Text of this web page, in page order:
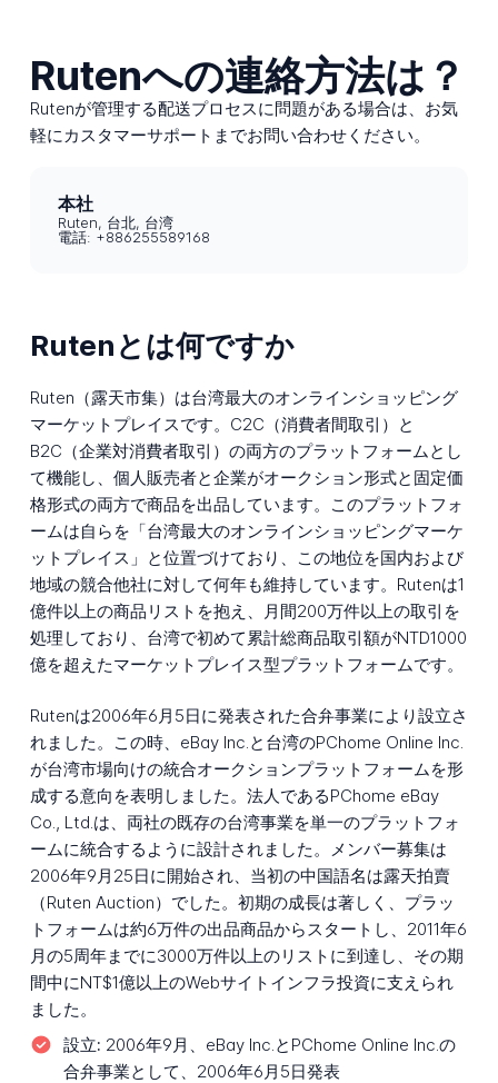
Rutenへの連絡方法は？
Rutenが管理する配送プロセスに問題がある場合は、お気
軽にカスタマーサポートまでお問い合わせください。
本社
Ruten, 台北, 台湾
電話: +886255589168
Rutenとは何ですか
Ruten（露天市集）は台湾最大のオンラインショッピング
マーケットプレイスです。C2C（消費者間取引）と
B2C（企業対消費者取引）の両方のプラットフォームとし
て機能し、個人販売者と企業がオークション形式と固定価
格形式の両方で商品を出品しています。このプラットフォ
ームは自らを「台湾最大のオンラインショッピングマーケ
ットプレイス」と位置づけており、この地位を国内および
地域の競合他社に対して何年も維持しています。Rutenは1
億件以上の商品リストを抱え、月間200万件以上の取引を
処理しており、台湾で初めて累計総商品取引額がNTD1000
億を超えたマーケットプレイス型プラットフォームです。
Rutenは2006年6月5日に発表された合弁事業により設立さ
れました。この時、eBay Inc.と台湾のPChome Online Inc.
が台湾市場向けの統合オークションプラットフォームを形
成する意向を表明しました。法人であるPChome eBay
Co., Ltd.は、両社の既存の台湾事業を単一のプラットフォ
ームに統合するように設計されました。メンバー募集は
2006年9月25日に開始され、当初の中国語名は露天拍賣
（Ruten Auction）でした。初期の成長は著しく、プラッ
トフォームは約6万件の出品商品からスタートし、2011年6
月の5周年までに3000万件以上のリストに到達し、その期
間中にNT$1億以上のWebサイトインフラ投資に支えられ
ました。
設立: 2006年9月、eBay Inc.とPChome Online Inc.の
合弁事業として、2006年6月5日発表